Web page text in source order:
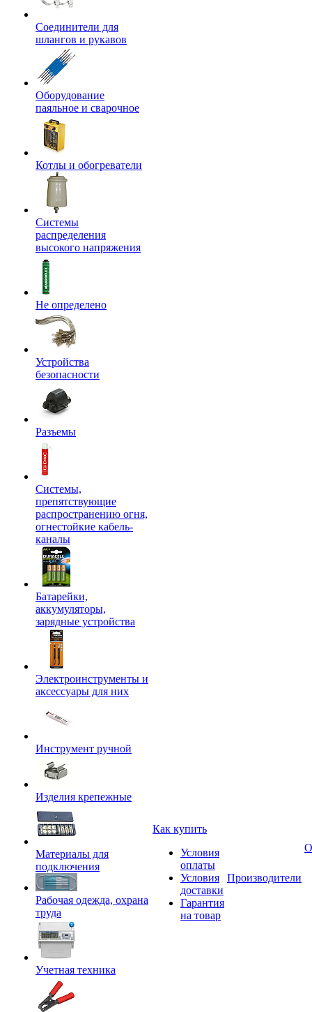
Соединители для
шлангов и рукавов
Оборудование
паяльное и сварочное
Котлы и обогреватели
Системы
распределения
высокого напряжения
Не определено
Устройства
безопасности
Разъемы
Системы,
препятствующие
распространению огня,
огнестойкие кабель-
каналы
Батарейки,
аккумуляторы,
зарядные устройства
Электроинструменты и
аксессуары для них
Инструмент ручной
Изделия крепежные
Материалы для
подключения
Рабочая одежда, охрана
труда
Учетная техника
Как купить
Условия
оплаты
Условия
доставки
Гарантия
на товар
Производители